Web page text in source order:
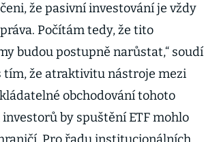
že pasivní investování je vždy
Počítám tedy, že tito
budou postupně narůstat,“ soudí
tím, že atraktivitu nástroje mezi
obchodování tohoto
by spuštění ETF mohlo